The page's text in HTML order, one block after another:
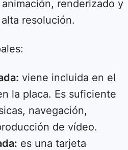
renderizado y
resolución.
viene incluida en el
la placa. Es suficiente
navegación,
de vídeo.
es una tarjeta